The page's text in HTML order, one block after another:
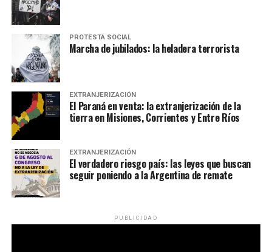
PROTESTA SOCIAL
Marcha de jubilados: la heladera terrorista
EXTRANJERIZACIÓN
El Paraná en venta: la extranjerización de la
tierra en Misiones, Corrientes y Entre Ríos
EXTRANJERIZACIÓN
El verdadero riesgo país: las leyes que buscan
seguir poniendo a la Argentina de remate
PUBLICIDAD